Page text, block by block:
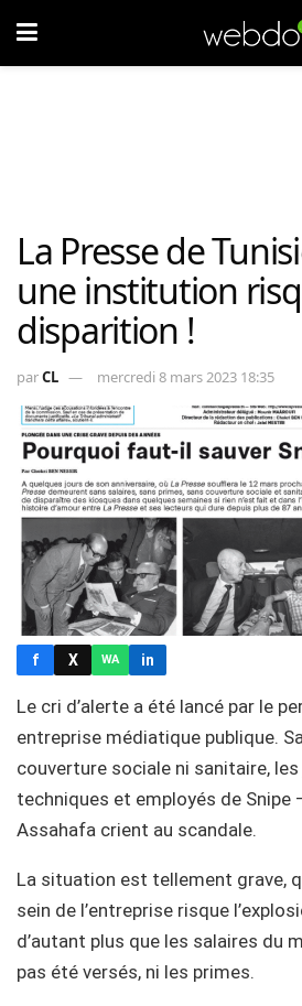
La Presse de
une institution
disparition !
parCL mercredi 8 mars 2023 18:35
f X WA in
Le cri d’alerte a été lancé par le
entreprise médiatique publique.
couverture sociale ni sanitaire,
techniques et employés de Snipe
Assahafa crient au scandale.
La situation est tellement grave,
sein de l’entreprise risque
d’autant plus que les salaires du
pas été versés, ni les primes.